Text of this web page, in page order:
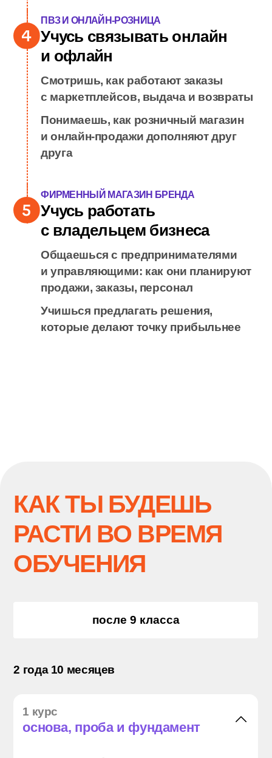
ТОРГОВЫЙ ЦЕНТР
Учусь делать торговое
пространство понятным
Изучаешь навигацию, витрины,
оформление зала
Учишься превращать магазин в
удобное пространство, где человеку
легко ориентироваться и приятно
ПВЗ И ОНЛАЙН-РОЗНИЦА
Учусь связывать онлайн
и офлайн
Смотришь, как работают заказы
с маркетплейсов, выдача и возвраты
Понимаешь, как розничный магазин
продажи, заказы, персонал
Учишься предлагать решения,
которые делают точку прибыльнее
КАК ТЫ БУДЕШЬ